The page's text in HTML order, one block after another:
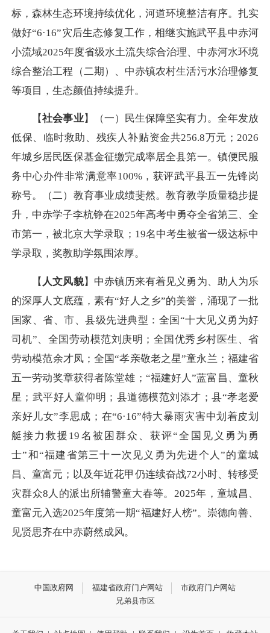
标，森林生态环境持续优化，河道环境整洁有序。扎实
做好“6·16”灾后生态修复工作，相继实施武平县中赤河
小流域2025年度省级水土流失综合治理、中赤河水环境
综合整治工程（二期）、中赤镇农村生活污水治理修复
等项目，生态颜值持续提升。
【社会事业】（一）民生保障坚实有力。全年发放
低保、临时救助、残疾人补贴资金共256.8万元；2026
年城乡居民医保基金征缴完成率居全县第一。镇便民服
务中心办件非常满意率100%，获评武平县五一先锋岗
称号。（二）教育事业成绩斐然。教育教学质量稳步提
升，中赤学子李杭铮在2025年高考中勇夺全省第三、全
市第一，被北京大学录取；19名中考生被省一级达标中
学录取，奖教助学氛围浓厚。
【 人文风貌】中赤镇历来有着见义勇为、助人为乐
的深厚人文底蕴，素有“好人之乡”的美誉，涌现了一批
国家、省、市、县级先进典型：全国“十大见义勇为好
司机”、全国劳动模范刘庚明；全国优秀乡村医生、省
劳动模范余才凤；全国“孝亲敬老之星”童永兰；福建省
五一劳动奖章获得者陈堂雄；“福建好人”蓝富昌、童秋
星；武平好人童仰明；县道德模范刘添才；县“孝老爱
亲好儿女”李思成；在“6·16”特大暴雨灾害中划着皮划
艇接力救援19名被困群众、获评“全国见义勇为勇
士”和“福建省第三十一次见义勇为先进个人”的童城
昌、童富元；以及年近花甲仍连续奋战72小时、转移受
灾群众8人的派出所辅警童大春等。2025年，童城昌、
童富元入选2025年度第一期“福建好人榜”。崇德向善、
见贤思齐在中赤蔚然成风。
中国政府网 福建省政府门户网站
市政府门户网站
兄弟县市区